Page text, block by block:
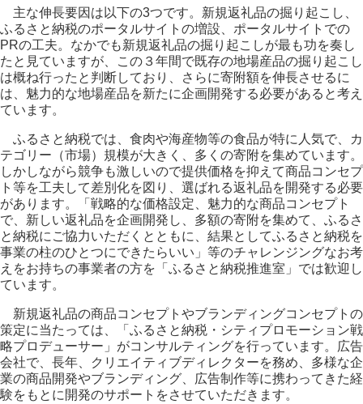
主な伸長要因は以下の3つです。新規返礼品の掘り起こし、
ふるさと納税のポータルサイトの増設、ポータルサイトでの
PRの工夫。なかでも新規返礼品の掘り起こしが最も功を奏し
たと見ていますが、この３年間で既存の地場産品の掘り起こし
は概ね行ったと判断しており、さらに寄附額を伸長させるに
は、魅力的な地場産品を新たに企画開発する必要があると考え
ています。
ふるさと納税では、食肉や海産物等の食品が特に人気で、カ
テゴリー（市場）規模が大きく、多くの寄附を集めています。
しかしながら競争も激しいので提供価格を抑えて商品コンセプ
ト等を工夫して差別化を図り、選ばれる返礼品を開発する必要
があります。「戦略的な価格設定、魅力的な商品コンセプト
で、新しい返礼品を企画開発し、多額の寄附を集めて、ふるさ
と納税にご協力いただくとともに、結果としてふるさと納税を
事業の柱のひとつにできたらいい」等のチャレンジングなお考
えをお持ちの事業者の方を「ふるさと納税推進室」では歓迎し
ています。
新規返礼品の商品コンセプトやブランディングコンセプトの
策定に当たっては、「ふるさと納税・シティプロモーション戦
略プロデューサー」がコンサルティングを行っています。広告
会社で、長年、クリエイティブディレクターを務め、多様な企
業の商品開発やブランディング、広告制作等に携わってきた経
験をもとに開発のサポートをさせていただきます。